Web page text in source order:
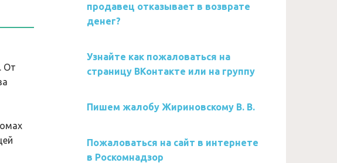
От
продавец отказывает в возврате
денег?
Узнайте как пожаловаться на
страницу ВКонтакте или на группу
Пишем жалобу Жириновскому В. В.
Пожаловаться на сайт в интернете
в Роскомнадзор